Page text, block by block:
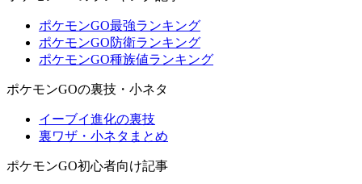
ポケモンGO最強ランキング
ポケモンGO防衛ランキング
ポケモンGO種族値ランキング
ポケモンGOの裏技・小ネタ
イーブイ進化の裏技
裏ワザ・小ネタまとめ
ポケモンGO初心者向け記事